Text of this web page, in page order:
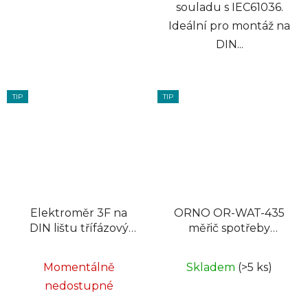
souladu s IEC61036.
Ideální pro montáž na
DIN...
TIP
Elektroměr 3F na
DIN lištu třífázový
230V, 5 (100)A
Momentálně
nedostupné
TIP
ORNO OR-WAT-435
měřič spotřeby
Skladem (>5 ks)